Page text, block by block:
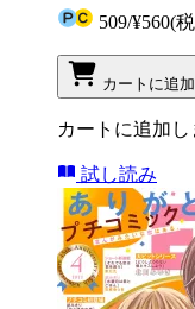
509/¥560(
カートに追加
カートに追加し
試し読み